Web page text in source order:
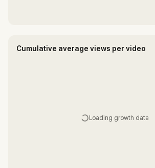
Cumulative average views per video
Loading growth data